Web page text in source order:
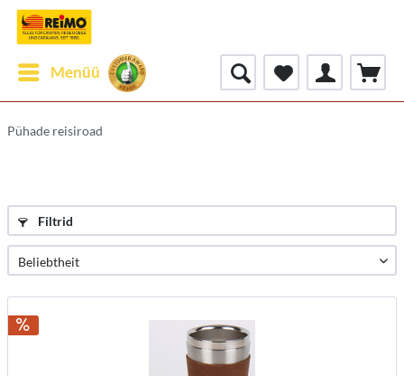
Menüü
Pühade reisiroad
Filtrid